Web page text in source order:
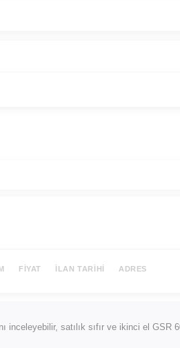
FIYAT İLAN TARIHI ADRES
inceleyebilir, satılık sıfır ve ikinci el GSR